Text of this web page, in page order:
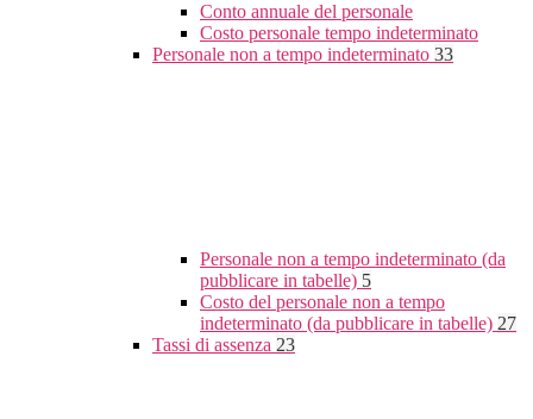
Conto annuale del personale
Costo personale tempo indeterminato
Personale non a tempo indeterminato 33
Personale non a tempo indeterminato (da
pubblicare in tabelle) 5
Costo del personale non a tempo
indeterminato (da pubblicare in tabelle) 27
Tassi di assenza 23